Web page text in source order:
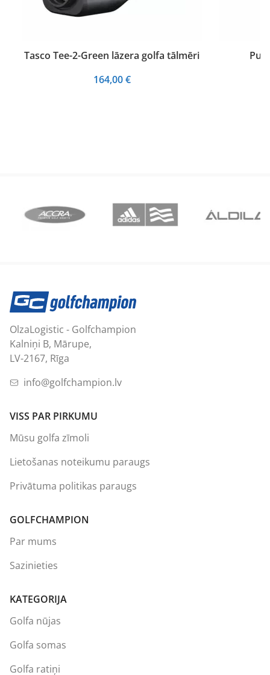
Tasco Tee-2-Green lāzera golfa tālmēri
164,00€
OlzaLogistic - Golfchampion
Kalniņi B, Mārupe,
LV-2167, Rīga
info@golfchampion.lv
VISS PAR PIRKUMU
Mūsu golfa zīmoli
Lietošanas noteikumu paraugs
Privātuma politikas paraugs
GOLFCHAMPION
Par mums
Sazinieties
KATEGORIJA
Golfa nūjas
Golfa somas
Golfa ratiņi